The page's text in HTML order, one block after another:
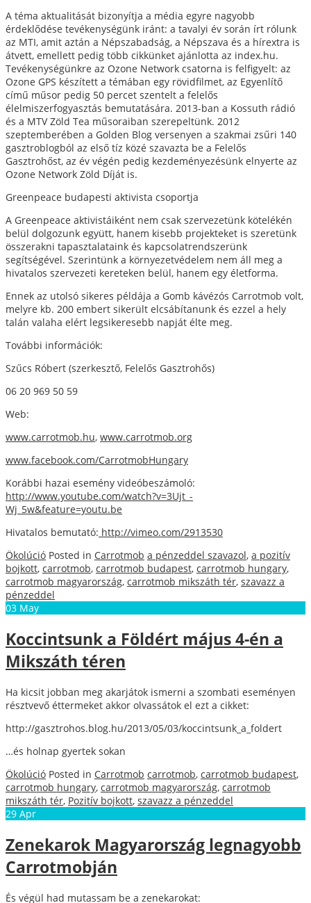
A téma aktualitását bizonyítja a média egyre nagyobb
érdeklődése tevékenységünk iránt: a tavalyi év során írt rólunk
az MTI, amit aztán a Népszabadság, a Népszava és a hírextra is
átvett, emellett pedig több cikkünket ajánlotta az index.hu.
Tevékenységünkre az Ozone Network csatorna is felfigyelt: az
Ozone GPS készített a témában egy rövidfilmet, az Egyenlítő
című műsor pedig 50 percet szentelt a felelős
élelmiszerfogyasztás bemutatására. 2013-ban a Kossuth rádió
és a MTV Zöld Tea műsoraiban szerepeltünk. 2012
szeptemberében a Golden Blog versenyen a szakmai zsűri 140
gasztroblogból az első tíz közé szavazta be a Felelős
Gasztrohőst, az év végén pedig kezdeményezésünk elnyerte az
Ozone Network Zöld Díját is.
Greenpeace budapesti aktivista csoportja
A Greenpeace aktivistáiként nem csak szervezetünk kötelékén
belül dolgozunk együtt, hanem kisebb projekteket is szeretünk
összerakni tapasztalataink és kapcsolatrendszerünk
segítségével. Szerintünk a környezetvédelem nem áll meg a
hivatalos szervezeti kereteken belül, hanem egy életforma.
Ennek az utolsó sikeres példája a Gomb kávézós Carrotmob volt,
melyre kb. 200 embert sikerült elcsábítanunk és ezzel a hely
talán valaha elért legsikeresebb napját élte meg.
További információk:
Szűcs Róbert (szerkesztő, Felelős Gasztrohős)
06 20 969 50 59
Web:
www.carrotmob.hu, www.carrotmob.org
www.facebook.com/CarrotmobHungary
Korábbi hazai esemény videóbeszámoló:
http://www.youtube.com/watch?v=3Ujt_-
Wj_5w&feature=youtu.be
Hivatalos bemutató: http://vimeo.com/2913530
Ökolúció Posted in Carrotmob a pénzeddel szavazol, a pozitív
bojkott, carrotmob, carrotmob budapest, carrotmob hungary,
carrotmob magyarország, carrotmob mikszáth tér, szavazz a
pénzeddel
03 May
Koccintsunk a Földért május 4-én a
Mikszáth téren
Ha kicsit jobban meg akarjátok ismerni a szombati eseményen
résztvevő éttermeket akkor olvassátok el ezt a cikket:
http://gasztrohos.blog.hu/2013/05/03/koccintsunk_a_foldert
…és holnap gyertek sokan
Ökolúció Posted in Carrotmob carrotmob, carrotmob budapest,
carrotmob hungary, carrotmob magyarország, carrotmob
mikszáth tér, Pozitív bojkott, szavazz a pénzeddel
29 Apr
Zenekarok Magyarország legnagyobb
Carrotmobján
És végül had mutassam be a zenekarokat: